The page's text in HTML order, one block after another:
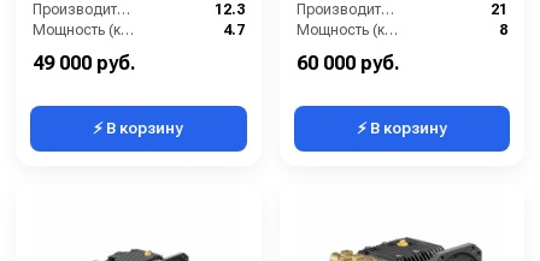
Производительность (л/мин):
12.3
Мощность (кВт):
4.7
Обороты двигателя (об/мин):
49 000 руб.
⚡ В корзину
Производительность (л/мин):
21
Мощность (кВт):
8
Обороты двигателя (об/мин):
60 000 руб.
⚡ В корзину